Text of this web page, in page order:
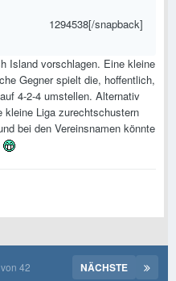
1294538[/snapback]
Island vorschlagen. Eine kleine
Gegner spielt die, hoffentlich,
4-2-4 umstellen. Alternativ
kleine Liga zurechtschustern
bei den Vereinsnamen könnte
NÄCHSTE
42